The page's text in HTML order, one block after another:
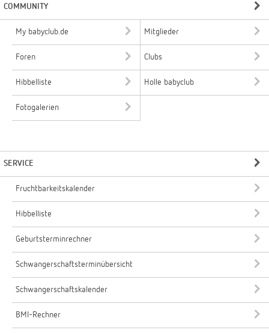
COMMUNITY
My babyclub.de Mitglieder
Foren Clubs
Hibbelliste Holle babyclub
Fotogalerien
SERVICE
Fruchtbarkeitskalender
Hibbelliste
Geburtsterminrechner
Schwangerschaftsterminübersicht
Schwangerschaftskalender
BMI-Rechner